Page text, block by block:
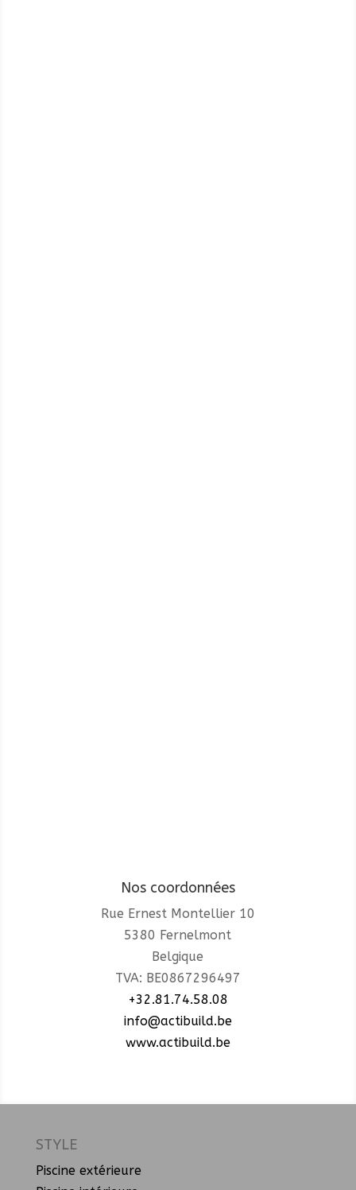
Nos coordonnées
Rue Ernest Montellier 10
5380 Fernelmont
Belgique
TVA: BE0867296497
+32.81.74.58.08
info@actibuild.be
www.actibuild.be
STYLE
Piscine extérieure